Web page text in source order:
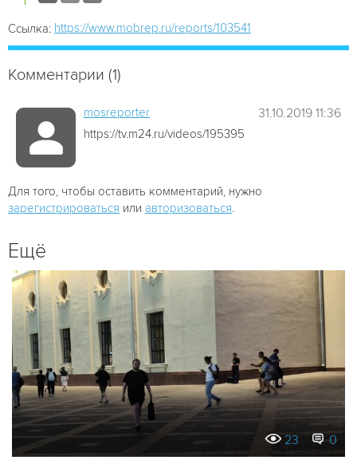
Ссылка: https://www.mobrep.ru/reports/103541
Комментарии (1)
mosreporter 31.10.2019 11:36
https://tv.m24.ru/videos/195395
Для того, чтобы оставить комментарий, нужно
зарегистрироваться или авторизоваться
Ещё
23 0